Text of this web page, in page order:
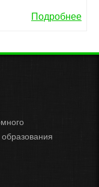
Подробнее